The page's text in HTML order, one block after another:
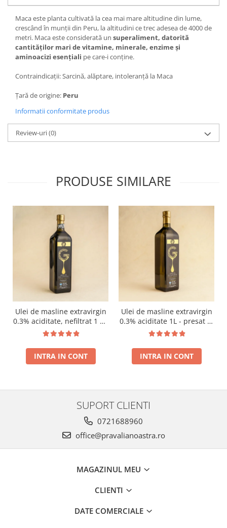
Maca este planta cultivată la cea mai mare altitudine din lume,
crescând în munții din Peru, la altitudini ce trec adesea de 4000 de
metri. Maca este considerată un superaliment, datorită
cantităților mari de vitamine, minerale, enzime şi
aminoacizi esențiali pe care-i conține.
Contraindicaţii: Sarcină, alăptare, intoleranță la Maca
Țară de origine: Peru
Informatii conformitate produs
Review-uri(0)
PRODUSE SIMILARE
Ulei de masline extravirgin
0.3% aciditate, nefiltrat 1 L -
presat la rece RECOLTA
INTRA IN CONT
Ulei de masline extravirgin
0.3% aciditate 1L - presat la
rece RECOLTA NOUA
INTRA IN CONT
SUPORT CLIENTI
0721688960
office@pravalianoastra.ro
MAGAZINUL MEU
CLIENTI
DATE COMERCIALE